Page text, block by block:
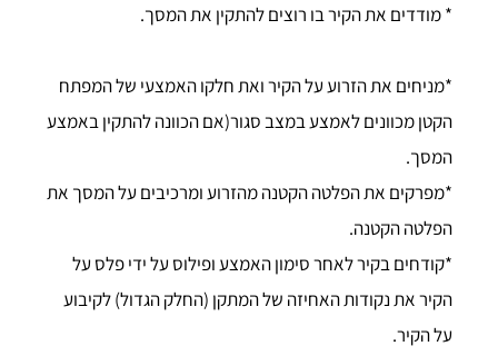
* מודדים את הקיר בו רוצים להתקין את המסך.
*מניחים את הזרוע על הקיר ואת חלקו האמצעי של המפתח
הקטן מכוונים לאמצע במצב סגור(אם הכוונה להתקין באמצע
המסך.
*מפרקים את הפלטה הקטנה מהזרוע ומרכיבים על המסך את
הפלטה הקטנה.
*קודחים בקיר לאחר סימון האמצע ופילוס על ידי פלס על
הקיר את נקודות האחיזה של המתקן (החלק הגדול) לקיבוע
על הקיר.